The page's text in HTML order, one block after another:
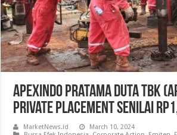
Apexindo Pratama Duta Tbk
Private Placement Senilai
MarketNews.id
March 10, 2024